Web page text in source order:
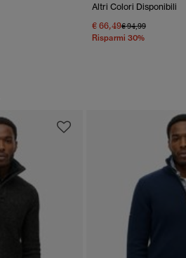
Altri Colori Disponibili
€ 66,49Prezzo Ridotto Da
€ 94,99A
Risparmi 30%